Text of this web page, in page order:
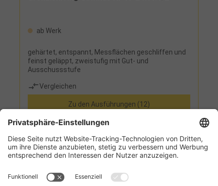
ab Werk
gehärtet, entspannt, Messflächen geschliffen und
feinst geläppt, zweistufig mit Gut- und
Ausschussstufe
Vergleichen
Zu den Ausführungen (12)
Informationen